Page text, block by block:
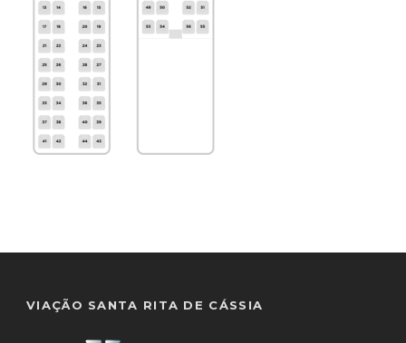
VIAÇÃO SANTA RITA DE CÁSSIA